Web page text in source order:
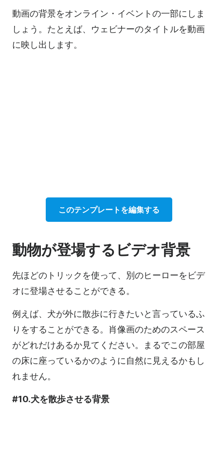
動画の背景をオンライン・ イベントの一部にしま
しょう。たとえば、ウェビナーのタイトルを動画
に映し出します。
このテンプレートを編集する
動物が登場する ビデオ背景
先ほどのトリックを使って、別のヒーローをビデ
オに登場させることができる。
例えば、犬が外に散歩に行きたいと言っているふ
りをすることができる。肖像画のためのスペース
がどれだけあるか見てください。まるでこの部屋
の床に座っているかのように自然に見えるかもし
れません。
#10.犬を散歩させる背景